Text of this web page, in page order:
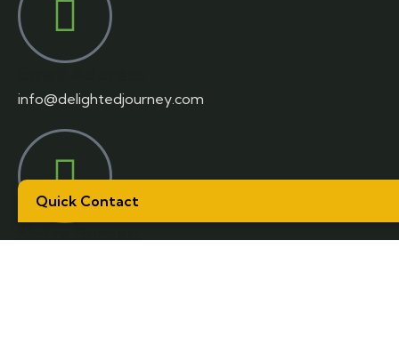
info@delightedjourney.com
Notre Bureau
Quick Contact